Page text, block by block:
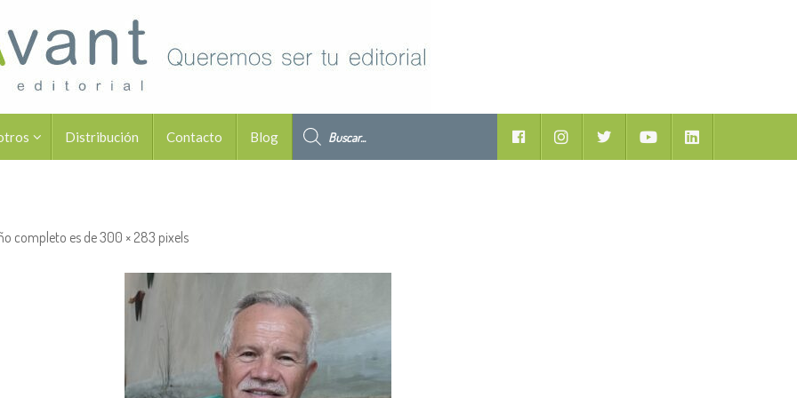
Distribución Contacto Blog
Facebook YoutubeLinkedIn
completo es de300 × 283 pixels